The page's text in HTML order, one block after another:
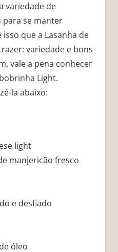
variedade de
para se manter
que a Lasanha de
variedade e bons
vale a pena conhecer
Light.
la abaixo:
light
manjericão fresco
e desfiado
óleo